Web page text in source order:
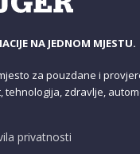
NA JEDNOM MJESTU.
za pouzdane i
tehnologija, zdravlje,
privatnosti